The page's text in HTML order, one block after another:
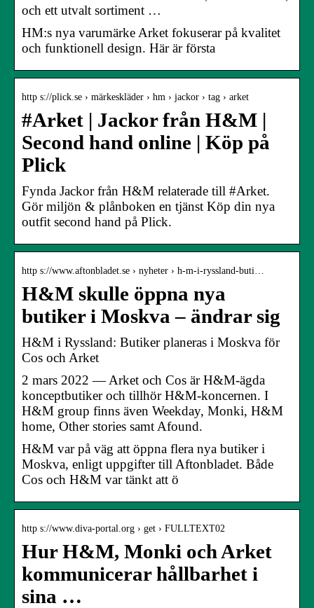
och ett utvalt sortiment …
HM:s nya varumärke Arket fokuserar på kvalitet
och funktionell design. Här är första
http s://plick.se › märkeskläder › hm › jackor › tag › arket
#Arket | Jackor från H&M |
Second hand online | Köp på
Plick
Fynda Jackor från H&M relaterade till #Arket.
Gör miljön & plånboken en tjänst Köp din nya
outfit second hand på Plick.
http s://www.aftonbladet.se › nyheter › h-m-i-ryssland-buti…
H&M skulle öppna nya
butiker i Moskva – ändrar sig
H&M i Ryssland: Butiker planeras i Moskva för
Cos och Arket
2 mars 2022 — Arket och Cos är H&M-ägda
konceptbutiker och tillhör H&M-koncernen. I
H&M group finns även Weekday, Monki, H&M
home, Other stories samt Afound.
H&M var på väg att öppna flera nya butiker i
Moskva, enligt uppgifter till Aftonbladet. Både
Cos och H&M var tänkt att ö
http s://www.diva-portal.org › get › FULLTEXT02
Hur H&M, Monki och Arket
kommunicerar hållbarhet i
sina …